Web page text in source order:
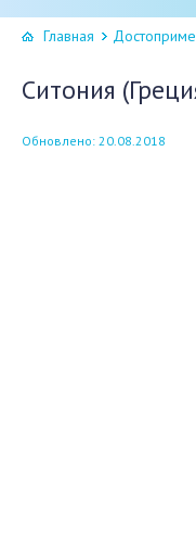
Главная
Ситония
Обновлено: 20.08.2018